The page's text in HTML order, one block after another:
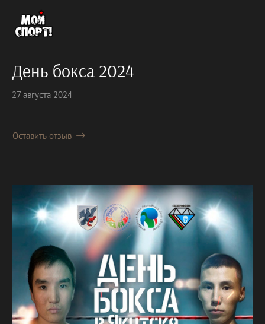
День бокса 2024
27 августа 2024
Оставить отзыв